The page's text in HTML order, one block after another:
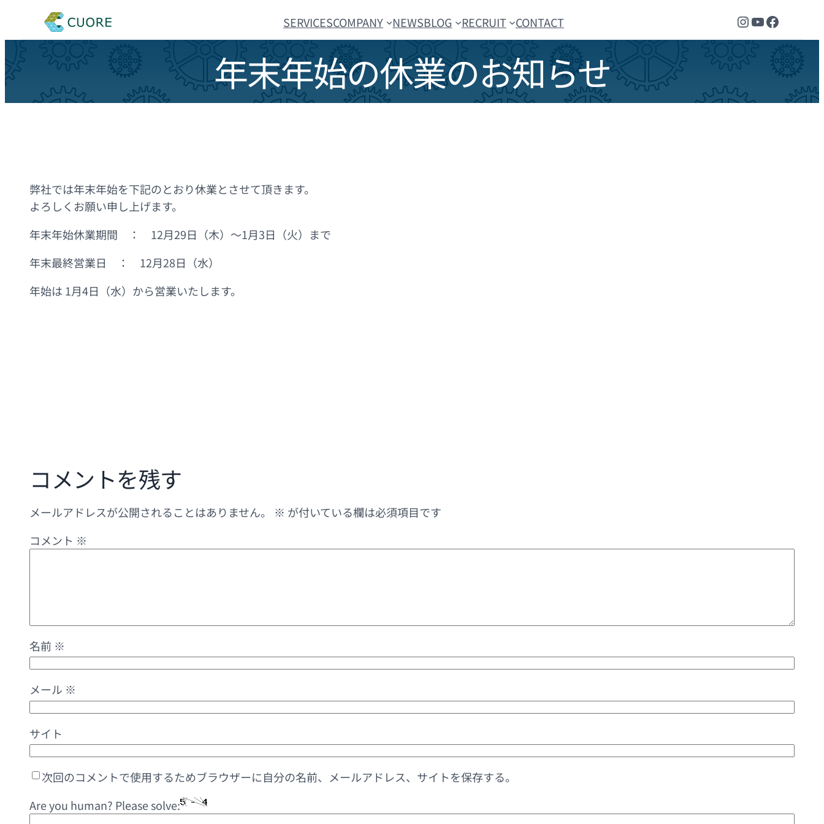
SERVICESCOMPANY NEWSBLOG RECRUIT CONTACT Instagram
YouTube
年末年始の休業のお知らせ
弊社では年末年始を下記のとおり休業とさせて頂きます。
よろしくお願い申し上げます。
年末年始休業期間 ： 12月29日（木）～1月3日（火）まで
年末最終営業日 ： 12月28日（水）
年始は 1月4日（水）から営業いたします。
コメントを残す
メールアドレスが公開されることはありません。 ※ が付いている欄は必須項目です
コメント ※
名前 ※
メール ※
サイト
次回のコメントで使用するためブラウザーに自分の名前、メールアドレス、サイトを保存する。
Are you human? Please solve: